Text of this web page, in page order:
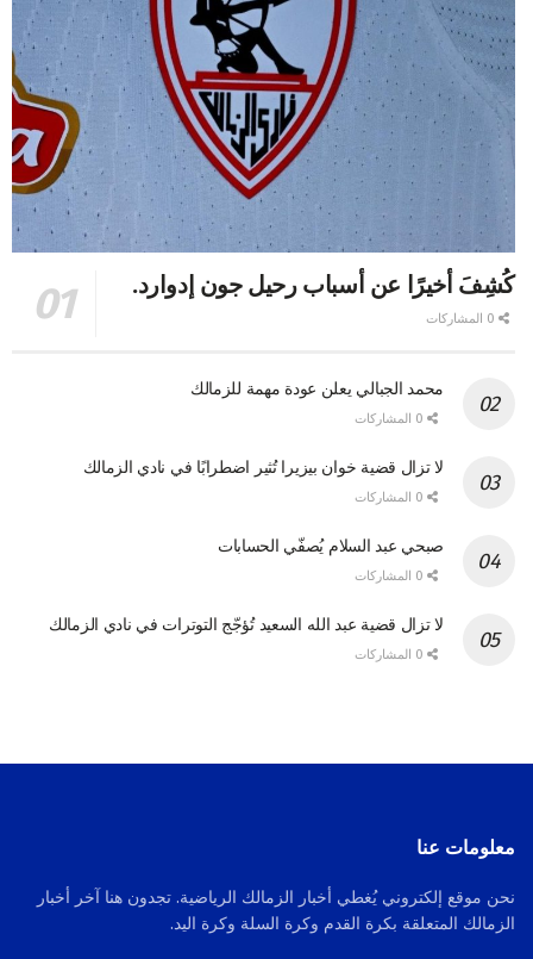
كُشِفَ أخيرًا عن أسباب رحيل جون إدوارد.
محمد الجبالي يعلن عودة مهمة للزمالك
لا تزال قضية خوان بيزيرا تُثير اضطرابًا في نادي الزمالك
صبحي عبد السلام يُصفّي الحسابات
لا تزال قضية عبد الله السعيد تُؤجّج التوترات في نادي الزمالك
معلومات عنا
نحن موقع إلكتروني يُغطي أخبار الزمالك الرياضية. تجدون هنا آخر أخبار
الزمالك المتعلقة بكرة القدم وكرة السلة وكرة اليد.